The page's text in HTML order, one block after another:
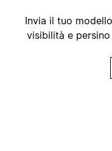
Invia il tuo
visibilità e